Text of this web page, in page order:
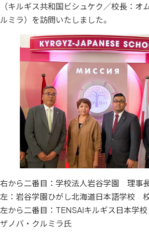
（キルギス共和国ビシュケク／校長：オ
ルミラ）を訪問いたしました。
右から二番目：学校法人岩谷学園 理事
左：岩谷学園ひがし北海道日本語学校
左から二番目：TENSAIキルギス日本
ザノバ・クルミラ氏